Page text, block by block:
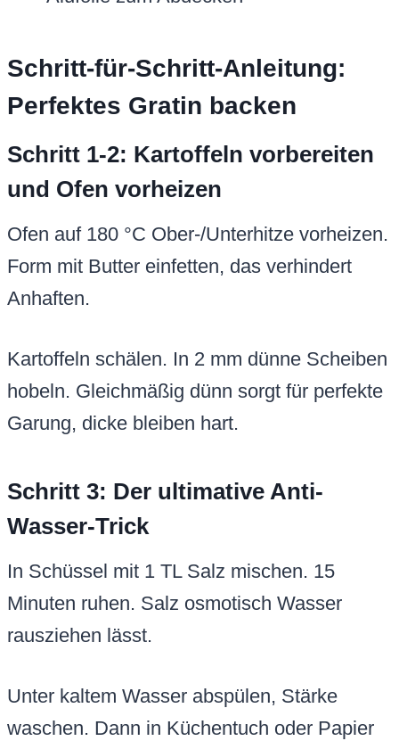
Schritt-für-Schritt-Anleitung:
Perfektes Gratin backen
Schritt 1-2: Kartoffeln vorbereiten
und Ofen vorheizen
Ofen auf 180 °C Ober-/Unterhitze vorheizen.
Form mit Butter einfetten, das verhindert
Anhaften.
Kartoffeln schälen. In 2 mm dünne Scheiben
hobeln. Gleichmäßig dünn sorgt für perfekte
Garung, dicke bleiben hart.
Schritt 3: Der ultimative Anti-
Wasser-Trick
In Schüssel mit 1 TL Salz mischen. 15
Minuten ruhen. Salz osmotisch Wasser
rausziehen lässt.
Unter kaltem Wasser abspülen, Stärke
waschen. Dann in Küchentuch oder Papier